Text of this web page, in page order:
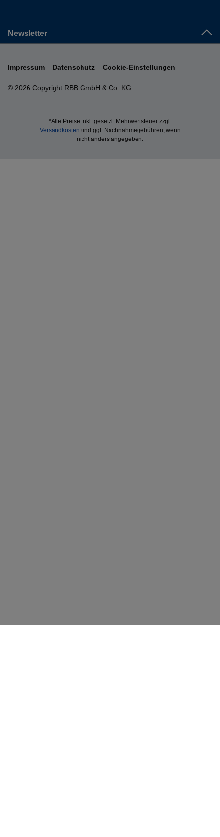
Newsletter
© 2026 Copyright RBB GmbH & Co. KG
Impressum Datenschutz Cookie-Einstellungen
*Alle Preise inkl. gesetzl. Mehrwertsteuer zzgl.
Versandkosten und ggf. Nachnahmegebühren, wenn
nicht anders angegeben.